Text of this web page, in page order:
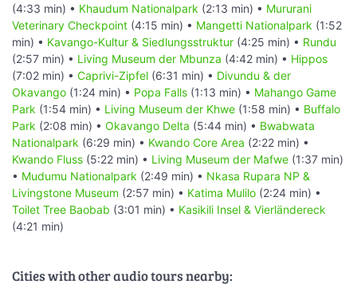
(4:33 min) • Khaudum Nationalpark (2:13 min) • Mururani
Veterinary Checkpoint (4:15 min) • Mangetti Nationalpark (1:52
min) • Kavango-Kultur & Siedlungsstruktur (4:25 min) • Rundu
(2:57 min) • Living Museum der Mbunza (4:42 min) • Hippos
(7:02 min) • Caprivi-Zipfel (6:31 min) • Divundu & der
Okavango (1:24 min) • Popa Falls (1:13 min) • Mahango Game
Park (1:54 min) • Living Museum der Khwe (1:58 min) • Buffalo
Park (2:08 min) • Okavango Delta (5:44 min) • Bwabwata
Nationalpark (6:29 min) • Kwando Core Area (2:22 min) •
Kwando Fluss (5:22 min) • Living Museum der Mafwe (1:37 min)
• Mudumu Nationalpark (2:49 min) • Nkasa Rupara NP &
Livingstone Museum (2:57 min) • Katima Mulilo (2:24 min) •
Toilet Tree Baobab (3:01 min) • Kasikili Insel & Vierländereck
(4:21 min)
Cities with other audio tours nearby: